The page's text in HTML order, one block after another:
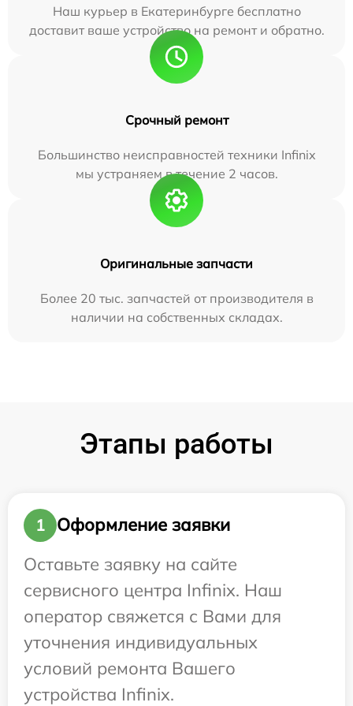
Наш курьер в Екатеринбурге бесплатно
доставит ваше устройство на ремонт и обратно.
Срочный ремонт
Большинство неисправностей техники Infinix
мы устраняем в течение 2 часов.
Оригинальные запчасти
Более 20 тыс. запчастей от производителя в
наличии на собственных складах.
Этапы работы
1
Оформление заявки
Оставьте заявку на сайте
сервисного центра Infinix. Наш
оператор свяжется с Вами для
уточнения индивидуальных
условий ремонта Вашего
устройства Infinix.